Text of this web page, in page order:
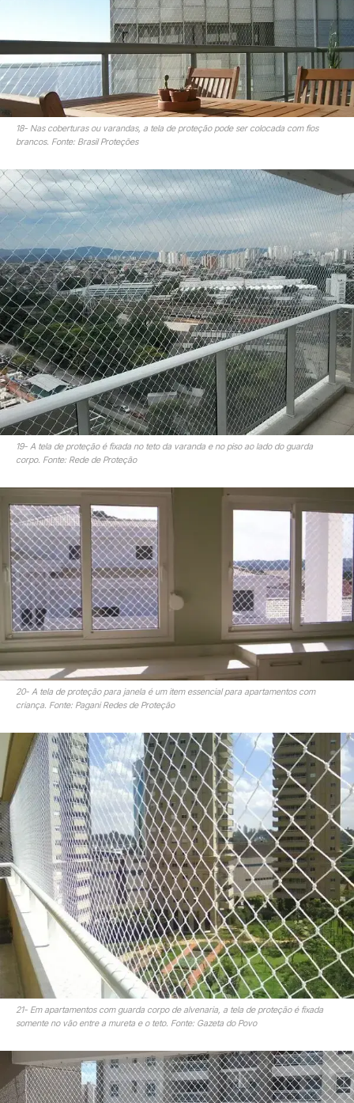
18- Nas coberturas ou varandas, a tela de proteção pode ser colocada com fios
brancos. Fonte: Brasil Proteções
19- A tela de proteção é fixada no teto da varanda e no piso ao lado do guarda
corpo. Fonte: Rede de Proteção
20- A tela de proteção para janela é um item essencial para apartamentos com
criança. Fonte: Pagani Redes de Proteção
21- Em apartamentos com guarda corpo de alvenaria, a tela de proteção é fixada
somente no vão entre a mureta e o teto. Fonte: Gazeta do Povo